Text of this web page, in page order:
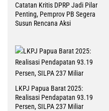
Catatan Kritis DPRP Jadi Pilar
Penting, Pemprov PB Segera
Susun Rencana Aksi
LKPJ Papua Barat 2025:
Realisasi Pendapatan 93.19
Persen, SILPA 237 Miliar